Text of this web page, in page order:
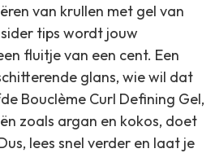
van krullen met gel van
tips wordt jouw
fluitje van een cent. Een
glans, wie wil dat
Bouclème Curl Defining Gel,
zoals argan en kokos, doet
lees snel verder en laat je